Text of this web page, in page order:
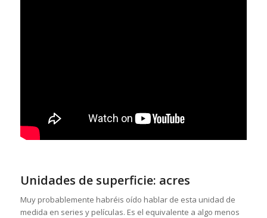
Unidades de superficie: acres
Muy probablemente habréis oído hablar de esta unidad de
medida en series y películas. Es el equivalente a algo menos